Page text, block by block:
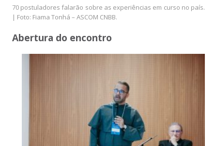
70 postuladores falarão sobre as experiências em curso no país.
| Foto: Fiama Tonhá – ASCOM CNBB.
Abertura do encontro